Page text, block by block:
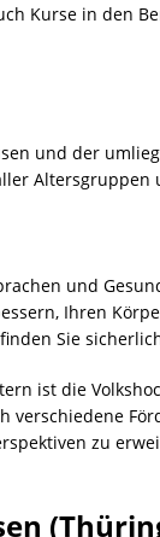
Kurse in den
und der
Altersgruppen
und
Ihren
Sie
ist die
verschiedene
zu